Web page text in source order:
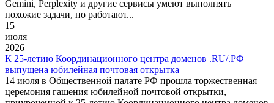
Gemini, Perplexity и другие сервисы умеют выполнять
похожие задачи, но работают...
15
июля
2026
К 25-летию Координационного центра доменов .RU/.РФ
выпущена юбилейная почтовая открытка
14 июля в Общественной палате РФ прошла торжественная
церемония гашения юбилейной почтовой открытки,